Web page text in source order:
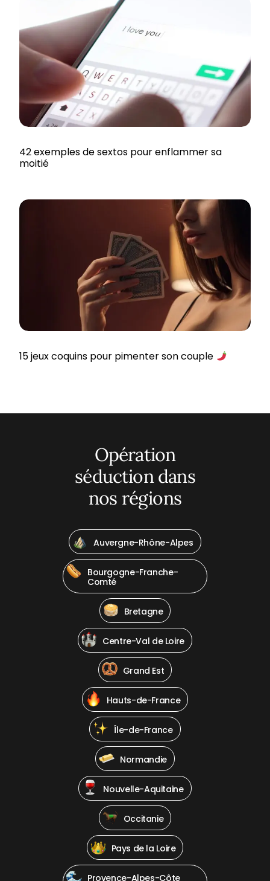
42 exemples de sextos pour enflammer sa
moitié
15 jeux coquins pour pimenter son couple
Opération
séduction dans
nos régions
Auvergne-Rhône-Alpes
Bourgogne-Franche-
Comté
Bretagne
Centre-Val de Loire
Grand Est
Hauts-de-France
Île-de-France
Normandie
Nouvelle-Aquitaine
Occitanie
Pays de la Loire
Provence-Alpes-Côte